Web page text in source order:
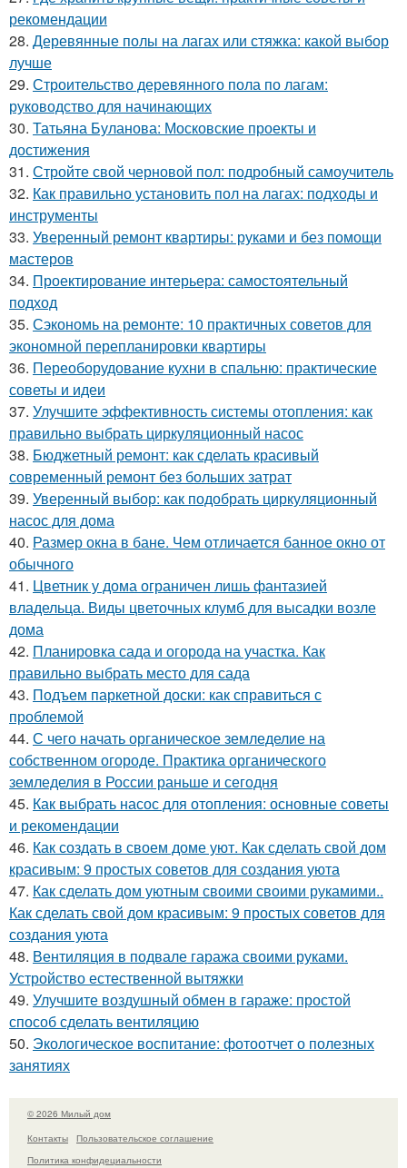
рекомендации
28. Деревянные полы на лагах или стяжка: какой выбор
лучше
29. Строительство деревянного пола по лагам:
руководство для начинающих
30. Татьяна Буланова: Московские проекты и
достижения
31. Стройте свой черновой пол: подробный самоучитель
32. Как правильно установить пол на лагах: подходы и
инструменты
33. Уверенный ремонт квартиры: руками и без помощи
мастеров
34. Проектирование интерьера: самостоятельный
подход
35. Сэкономь на ремонте: 10 практичных советов для
экономной перепланировки квартиры
36. Переоборудование кухни в спальню: практические
советы и идеи
37. Улучшите эффективность системы отопления: как
правильно выбрать циркуляционный насос
38. Бюджетный ремонт: как сделать красивый
современный ремонт без больших затрат
39. Уверенный выбор: как подобрать циркуляционный
насос для дома
40. Размер окна в бане. Чем отличается банное окно от
обычного
41. Цветник у дома ограничен лишь фантазией
владельца. Виды цветочных клумб для высадки возле
дома
42. Планировка сада и огорода на участка. Как
правильно выбрать место для сада
43. Подъем паркетной доски: как справиться с
проблемой
44. С чего начать органическое земледелие на
собственном огороде. Практика органического
земледелия в России раньше и сегодня
45. Как выбрать насос для отопления: основные советы
и рекомендации
46. Как создать в своем доме уют. Как сделать свой дом
красивым: 9 простых советов для создания уюта
47. Как сделать дом уютным своими своими рукамими..
Как сделать свой дом красивым: 9 простых советов для
создания уюта
48. Вентиляция в подвале гаража своими руками.
Устройство естественной вытяжки
49. Улучшите воздушный обмен в гараже: простой
способ сделать вентиляцию
50. Экологическое воспитание: фотоотчет о полезных
занятиях
© 2026 Милый дом
Контакты
Пользовательское соглашение
Политика конфидециальности